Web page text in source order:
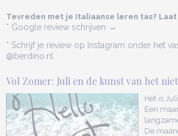
Tevreden met je Italiaanse leren tas?
* Google review schrijven →
* Schrijf je review op Instagram onder het
@berdino.nl
Vol Zomer: Juli en de kunst van het
Het is
Een
De